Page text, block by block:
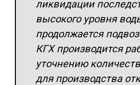
ликвидации
высокого уровня
продолжается
КГХ производится
уточнению
для производства